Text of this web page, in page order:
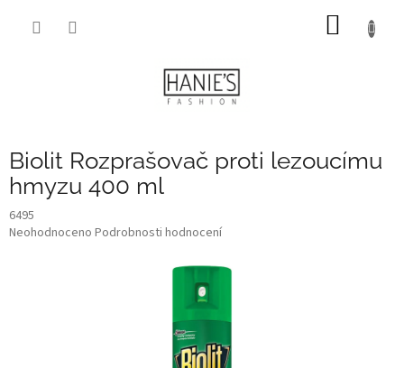
Biolit Rozprašovač proti lezoucímu
hmyzu 400 ml
6495
Průměrné
Neohodnoceno Podrobnosti hodnocení